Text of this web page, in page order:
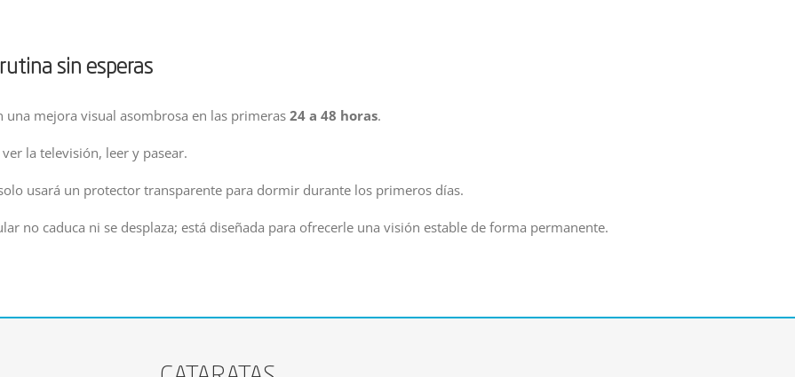
sin esperas
mejora visual asombrosa en las primeras 24 a 48 horas.
la televisión, leer y pasear.
usará un protector transparente para dormir durante los primeros días.
no caduca ni se desplaza; está diseñada para ofrecerle una visión estable de forma permanente.